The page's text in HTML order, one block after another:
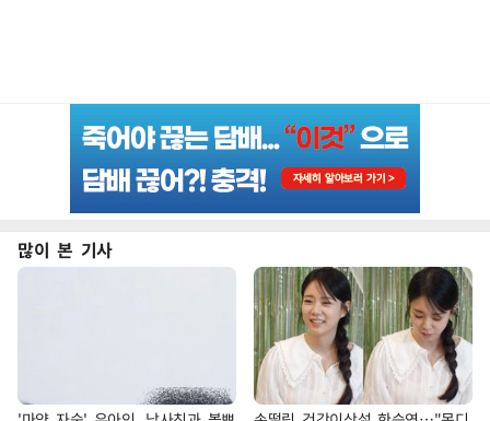
많이 본 기사